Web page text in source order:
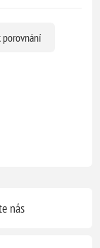
porovnání
nás